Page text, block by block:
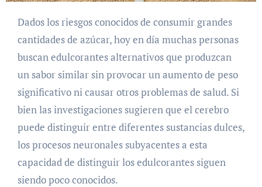
Dados los riesgos conocidos de consumir grandes
cantidades de azúcar, hoy en día muchas personas
buscan edulcorantes alternativos que produzcan
un sabor similar sin provocar un aumento de peso
significativo ni causar otros problemas de salud. Si
bien las investigaciones sugieren que el cerebro
puede distinguir entre diferentes sustancias dulces,
los procesos neuronales subyacentes a esta
capacidad de distinguir los edulcorantes siguen
siendo poco conocidos.